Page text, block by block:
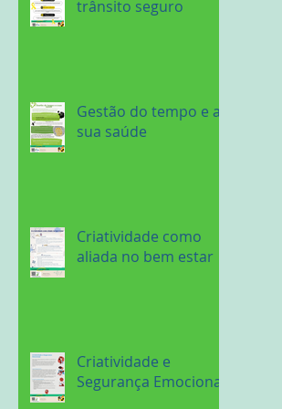
trânsito seguro
Gestão do tempo e a
sua saúde
Criatividade como
aliada no bem estar
Criatividade e
Segurança Emocional